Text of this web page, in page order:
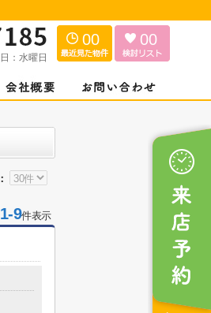
： 水曜日
00 00
9件表示